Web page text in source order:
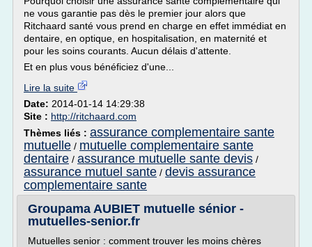
ne vous garantie pas dès le premier jour alors que
Ritchaard santé vous prend en charge en effet immédiat en
dentaire, en optique, en hospitalisation, en maternité et
pour les soins courants. Aucun délais d'attente.
Et en plus vous bénéficiez d'une...
Lire la suite
Date: 2014-01-14 14:29:38
Site : http://ritchaard.com
Thèmes liés : assurance complementaire sante
mutuelle / mutuelle complementaire sante
dentaire / assurance mutuelle sante devis /
assurance mutuel sante / devis assurance
complementaire sante
Groupama AUBIET mutuelle sénior -
mutuelles-senior.fr
Mutuelles senior : comment trouver les moins chères